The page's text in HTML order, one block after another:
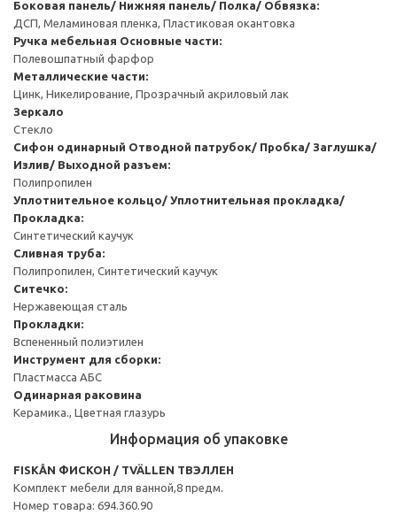
Боковая панель/ Нижняя панель/ Полка/ Обвязка:
ДСП, Меламиновая пленка, Пластиковая окантовка
Ручка мебельная Основные части:
Полевошпатный фарфор
Металлические части:
Цинк, Никелирование, Прозрачный акриловый лак
Зеркало
Стекло
Сифон одинарный Отводной патрубок/ Пробка/ Заглушка/
Излив/ Выходной разъем:
Полипропилен
Уплотнительное кольцо/ Уплотнительная прокладка/
Прокладка:
Синтетический каучук
Сливная труба:
Полипропилен, Синтетический каучук
Ситечко:
Нержавеющая сталь
Прокладки:
Вспененный полиэтилен
Инструмент для сборки:
Пластмасса АБС
Одинарная раковина
Керамика., Цветная глазурь
Информация об упаковке
FISKÅN ФИСКОН / TVÄLLEN ТВЭЛЛЕН
Комплект мебели для ванной,8 предм.
Номер товара: 694.360.90